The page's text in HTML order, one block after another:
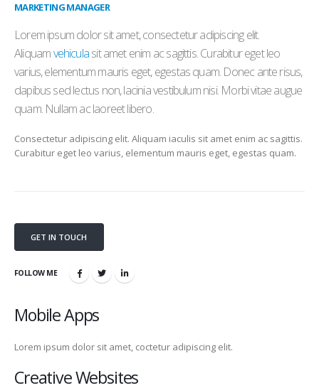
MARKETING MANAGER
Lorem ipsum dolor sit amet, consectetur adipiscing elit.
Aliquamvehiculasit amet enim ac sagittis. Curabitur eget leo
varius, elementum mauris eget, egestas quam. Donec ante risus,
dapibus sed lectus non, lacinia vestibulum nisi. Morbi vitae augue
quam. Nullam ac laoreet libero.
Consectetur adipiscing elit. Aliquam iaculis sit amet enim ac sagittis.
Curabitur eget leo varius, elementum mauris eget, egestas quam.
GET IN TOUCH
FOLLOW ME
Mobile Apps
Lorem ipsum dolor sit amet, coctetur adipiscing elit.
Creative Websites